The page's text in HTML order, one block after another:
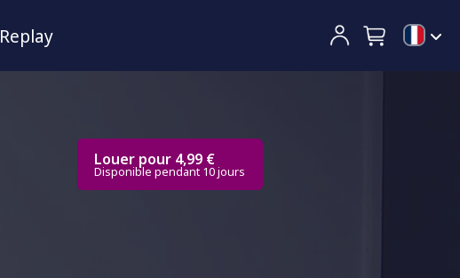
Replay
Louer pour 4,99 €
Disponible pendant 10 jours